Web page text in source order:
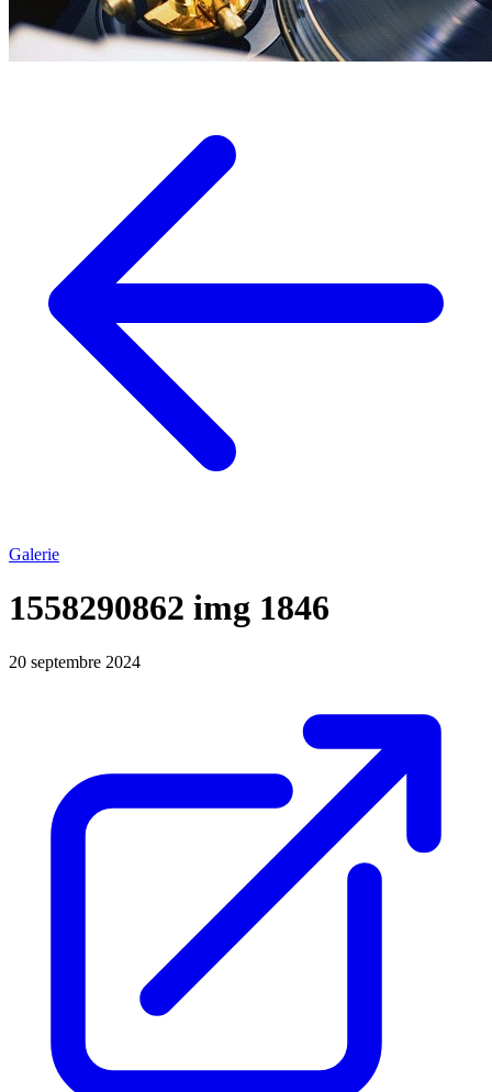
Galerie
1558290862 img 1846
20 septembre 2024